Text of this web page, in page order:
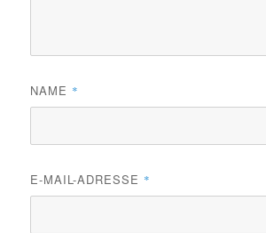
NAME *
E-MAIL-ADRESSE *